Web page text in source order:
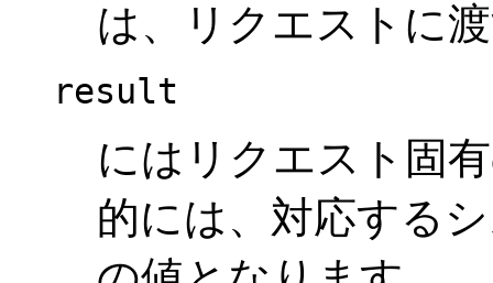
は、リクエストに
result
にはリクエスト固
的には、対応する